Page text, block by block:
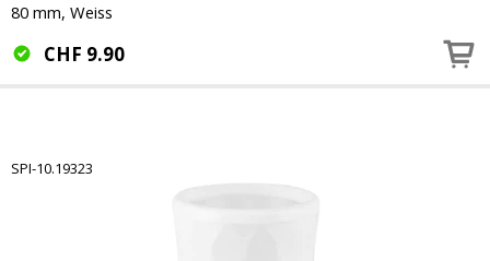
80 mm, Weiss
CHF 9.90
SPI-10.19323